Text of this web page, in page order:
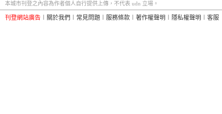
本城市刊登之內容為作者個人自行提供上傳，不代表 udn 立場。
刊登網站廣告 關於我們 常見問題 服務條款 著作權聲明 隱私權聲明 客服